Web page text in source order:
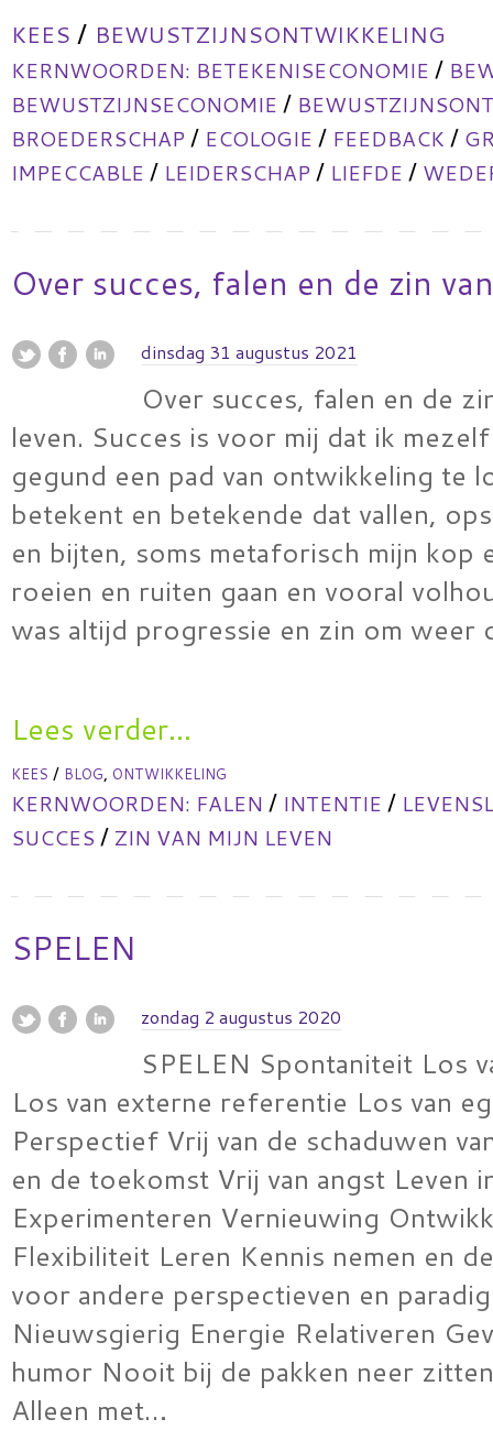
KEES / BEWUSTZIJNSONTWIKKELING
KERNWOORDEN: BETEKENISECONOMIE /
BEWUSTZIJNSECONOMIE /
BROEDERSCHAP / ECOLOGIE / FEEDBACK /
IMPECCABLE / LEIDERSCHAP / LIEFDE /
Over succes, falen en de zin
dinsdag 31 augustus 2021
Over succes, falen en de
leven. Succes is voor mij dat ik
gegund een pad van ontwikkeling te
betekent en betekende dat vallen,
en bijten, soms metaforisch mijn kop
roeien en ruiten gaan en vooral
was altijd progressie en zin om
Lees verder...
KEES / BLOG, ONTWIKKELING
KERNWOORDEN: FALEN / INTENTIE /
SUCCES / ZIN VAN MIJN LEVEN
SPELEN
zondag 2 augustus 2020
SPELEN Spontaniteit Los
Los van externe referentie Los van
Perspectief Vrij van de schaduwen
en de toekomst Vrij van angst Leven
Experimenteren Vernieuwing
Flexibiliteit Leren Kennis nemen en
voor andere perspectieven en
Nieuwsgierig Energie Relativeren
humor Nooit bij de pakken neer
Alleen met…